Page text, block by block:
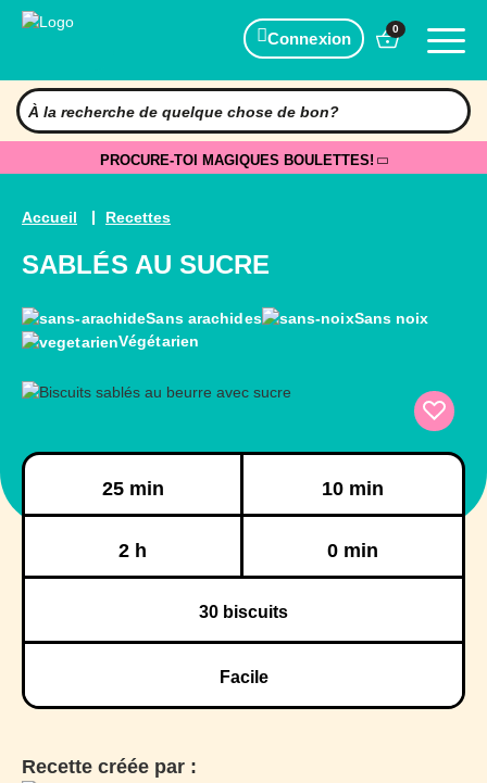
Connexion
0
PROCURE-TOI MAGIQUES BOULETTES!
Accueil Recettes
SABLÉS AU SUCRE
Sans arachides
Sans noix
Végétarien
25 min 10 min
2 h 0 min
30 biscuits
Facile
Recette créée par :